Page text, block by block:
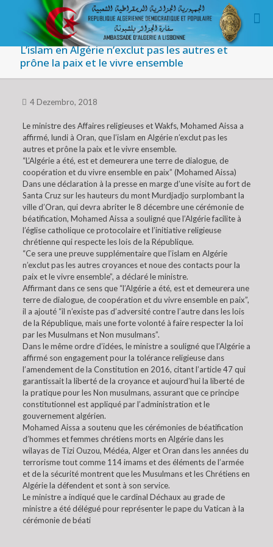
L’islam en Algérie n’exclut pas les autres et
prône la paix et le vivre ensemble
4 Dezembro, 2018
Le ministre des Affaires religieuses et Wakfs, Mohamed Aissa a
affirmé, lundi à Oran, que l’islam en Algérie n’exclut pas les
autres et prône la paix et le vivre ensemble.
“L’Algérie a été, est et demeurera une terre de dialogue, de
coopération et du vivre ensemble en paix” (Mohamed Aissa)
Dans une déclaration à la presse en marge d’une visite au fort de
Santa Cruz sur les hauteurs du mont Murdjadjo surplombant la
ville d’Oran, qui devra abriter le 8 décembre une cérémonie de
béatification, Mohamed Aissa a souligné que l’Algérie facilite à
l’église catholique ce protocolaire et l’initiative religieuse
chrétienne qui respecte les lois de la République.
“Ce sera une preuve supplémentaire que l’islam en Algérie
n’exclut pas les autres croyances et noue des contacts pour la
paix et le vivre ensemble”, a déclaré le ministre.
Affirmant dans ce sens que “l’Algérie a été, est et demeurera une
terre de dialogue, de coopération et du vivre ensemble en paix”,
il a ajouté “il n’existe pas d’adversité contre l’autre dans les lois
de la République, mais une forte volonté à faire respecter la loi
par les Musulmans et Non musulmans”.
Dans le même ordre d’idées, le ministre a souligné que l’Algérie a
affirmé son engagement pour la tolérance religieuse dans
l’amendement de la Constitution en 2016, citant l’article 47 qui
garantissait la liberté de la croyance et aujourd’hui la liberté de
la pratique pour les Non musulmans, assurant que ce principe
constitutionnel est appliqué par l’administration et le
gouvernement algérien.
Mohamed Aissa a soutenu que les cérémonies de béatification
d’hommes et femmes chrétiens morts en Algérie dans les
wilayas de Tizi Ouzou, Médéa, Alger et Oran dans les années du
terrorisme tout comme 114 imams et des éléments de l’armée
et de la sécurité montrent que les Musulmans et les Chrétiens en
Algérie la défendent et sont à son service.
Le ministre a indiqué que le cardinal Déchaux au grade de
ministre a été délégué pour représenter le pape du Vatican à la
cérémonie de béati